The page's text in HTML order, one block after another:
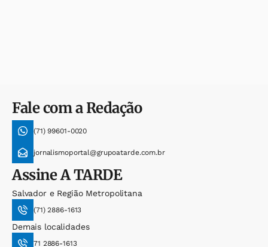
Fale com a Redação
(71) 99601-0020
jornalismoportal@grupoatarde.com.br
AssineA TARDE
Salvador e Região Metropolitana
(71) 2886-1613
Demais localidades
71 2886-1613